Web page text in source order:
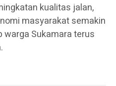
kualitas jalan,
masyarakat semakin
warga Sukamara terus